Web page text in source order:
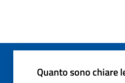
Quanto sono chiare